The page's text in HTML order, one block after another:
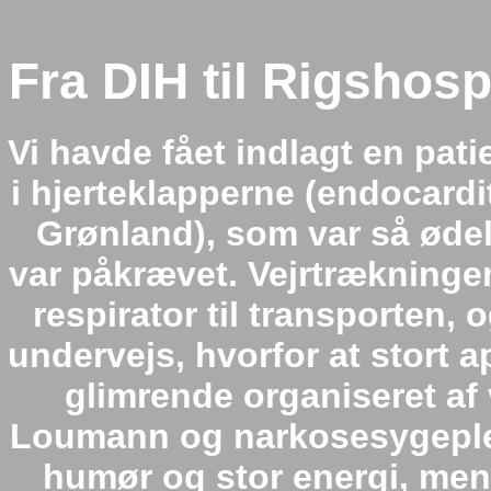
Fra DIH til
Vi havde fået indlagt en
i hjerteklapperne
Grønland), som var så
var påkrævet.
respirator til transporten,
undervejs, hvorfor at stort
glimrende organiseret
Loumann og
humør og stor energi,